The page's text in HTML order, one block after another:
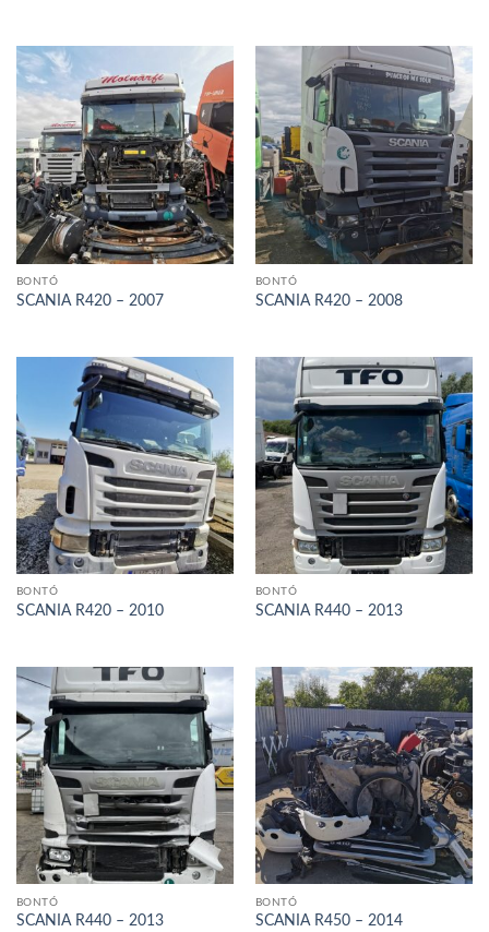
BONTÓ
SCANIA R420 – 2007
BONTÓ
SCANIA R420 – 2008
BONTÓ
SCANIA R420 – 2010
BONTÓ
SCANIA R440 – 2013
BONTÓ
SCANIA R440 – 2013
BONTÓ
SCANIA R450 – 2014